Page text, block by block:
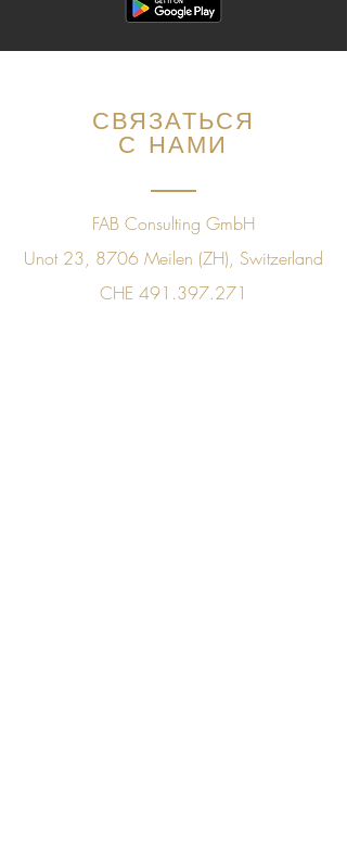
СВЯЗАТЬСЯ
С НАМИ
FAB Consulting GmbH
Unot 23, 8706 Meilen (ZH), Switzerland
CHE 491.397.271